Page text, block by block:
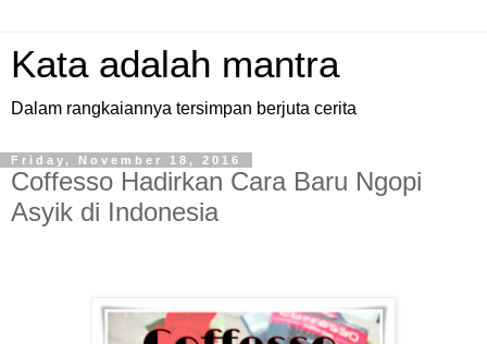
Kata adalah mantra
Dalam rangkaiannya tersimpan berjuta cerita
Friday, November 18, 2016
Coffesso Hadirkan Cara Baru Ngopi
Asyik di Indonesia